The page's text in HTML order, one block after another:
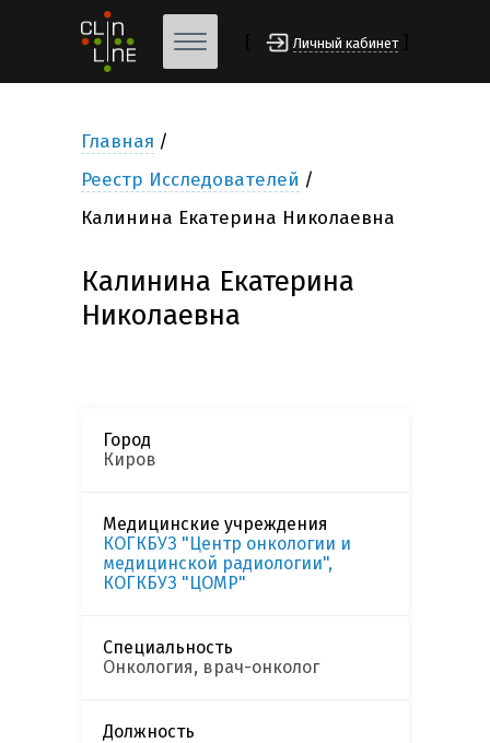
Личный кабинет
Главная
Реестр Исследователей
Калинина Екатерина Николаевна
Калинина Екатерина
Николаевна
Город
Киров
Медицинские учреждения
КОГКБУЗ "Центр онкологии и
медицинской радиологии",
КОГКБУЗ "ЦОМР"
Специальность
Онкология, врач-онколог
Должность